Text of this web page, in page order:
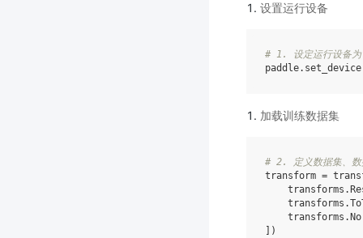
设置运行设备
# 1. 设定运行设备
paddle. set_device
加载训练数据集
# 2. 定义数据集、
transform =
transforms .
transforms .
transforms .
])